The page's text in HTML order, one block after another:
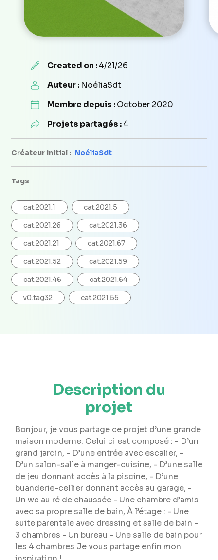
Created on :4/21/26
Auteur : NoéliaSdt
Membre depuis :October 2020
Projets partagés :4
Créateur initial : NoéliaSdt
Tags
cat.2021.1 cat.2021.5
cat.2021.26 cat.2021.36
cat.2021.21 cat.2021.67
cat.2021.52 cat.2021.59
cat.2021.46 cat.2021.64
v0.tag32 cat.2021.55
Description du
projet
Bonjour, je vous partage ce projet d’une grande
maison moderne. Celui ci est composé : - D’un
grand jardin, - D’une entrée avec escalier, -
D’un salon-salle à manger-cuisine, - D’une salle
de jeu donnant accès à la piscine, - D’une
buanderie-cellier donnant accès au garage, -
Un wc au ré de chaussée - Une chambre d’amis
avec sa propre salle de bain, À l’étage : - Une
suite parentale avec dressing et salle de bain -
3 chambres - Un bureau - Une salle de bain pour
les 4 chambres Je vous partage enfin mon